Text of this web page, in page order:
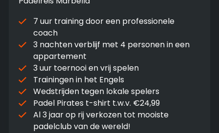
7 uur training door een professionele
coach
3 nachten verblijf met 4 personen in een
appartement
3 uur toernooi en vrij spelen
Trainingen in het Engels
Wedstrijden tegen lokale spelers
Padel Pirates t-shirt t.w.v. €24,99
Al 3 jaar op rij verkozen tot mooiste
padelclub van de wereld!